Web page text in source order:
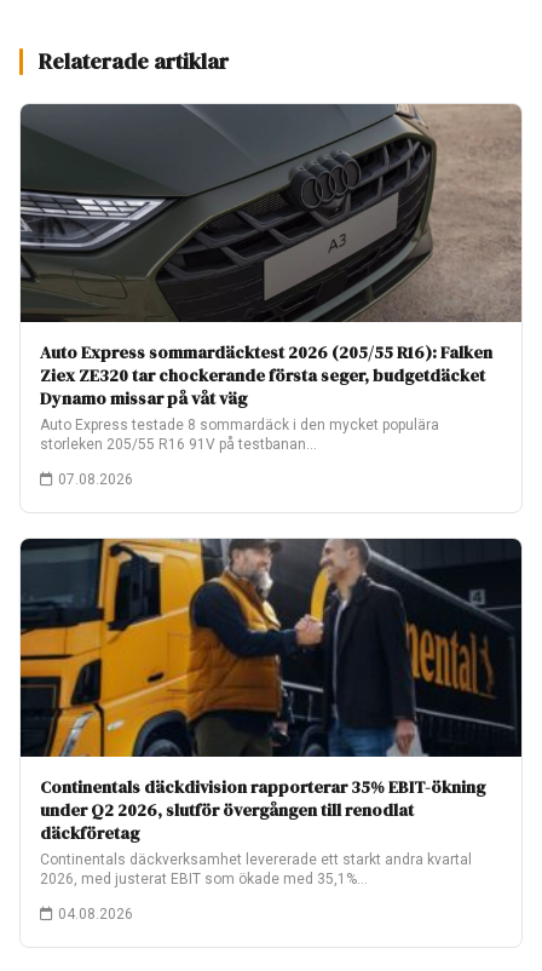
Relaterade artiklar
Auto Express sommardäcktest 2026 (205/55 R16): Falken
Ziex ZE320 tar chockerande första seger, budgetdäcket
Dynamo missar på våt väg
Auto Express testade 8 sommardäck i den mycket populära
storleken 205/55 R16 91V på testbanan…
07.08.2026
Continentals däckdivision rapporterar 35% EBIT-ökning
under Q2 2026, slutför övergången till renodlat
däckföretag
Continentals däckverksamhet levererade ett starkt andra kvartal
2026, med justerat EBIT som ökade med 35,1%…
04.08.2026